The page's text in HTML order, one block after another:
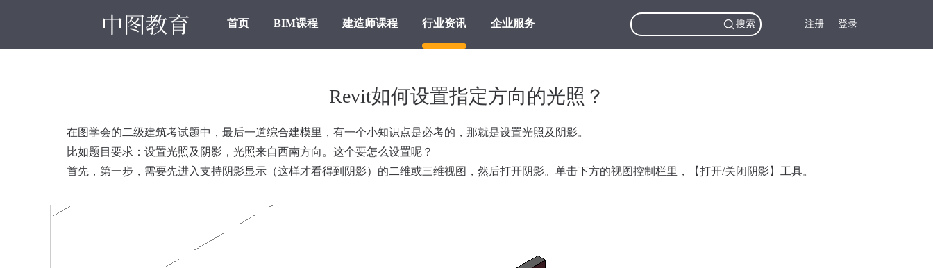
首页 BIM课程 建造师课程 行业资讯 企业服务 注册 登录
搜索
Revit如何设置指定方向的光照？
在图学会的二级建筑考试题中，最后一道综合建模里，有一个小知识点是必考的，那就是设置光照及阴影。
比如题目要求：设置光照及阴影，光照来自西南方向。这个要怎么设置呢？
首先，第一步，需要先进入支持阴影显示（这样才看得到阴影）的二维或三维视图，然后打开阴影。单击下方的视图控制栏里，【打开/关闭阴影】工具。